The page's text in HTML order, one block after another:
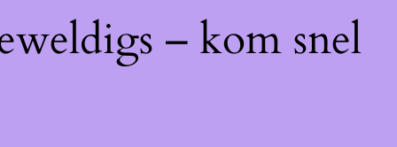
– kom snel